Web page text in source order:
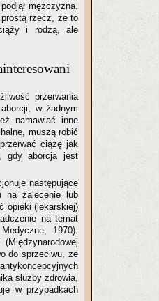
mężczyzna.
rzecz, że to
i rodzą, ale
przerwania
w żadnym
namawiać inne
muszą robić
ciążę jak
gdy aborcja jest
następujące
na zalecenie lub
opieki (lekarskiej)
na temat
1970).
do sprzeciwu, ze
służby zdrowia,
w przypadkach